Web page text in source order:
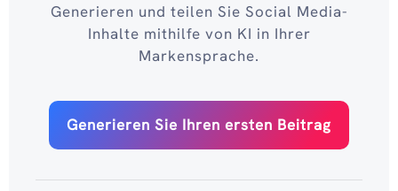
Generieren und teilen Sie Social Media-
Inhalte mithilfe von KI in Ihrer
Markensprache.
Generieren Sie Ihren ersten Beitrag